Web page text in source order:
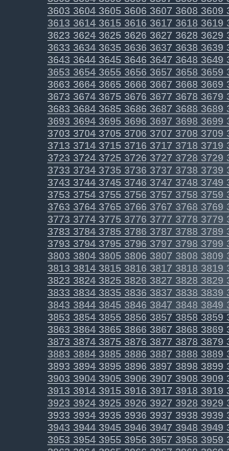
3603360436053606360736083609
3613361436153616361736183619
3623362436253626362736283629
3633363436353636363736383639
3643364436453646364736483649
3653365436553656365736583659
3663366436653666366736683669
3673367436753676367736783679
3683368436853686368736883689
3693369436953696369736983699
3703370437053706370737083709
3713371437153716371737183719
37233724372537263727 37283729
37333734373537363737 37383739
37433744374537463747 37483749
37533754375537563757 37583759
37633764376537663767 37683769
3773377437753776377737783779
37833784378537863787 37883789
37933794379537963797 37983799
38033804380538063807 38083809
38133814381538163817 38183819
38233824382538263827 38283829
38333834383538363837 38383839
38433844384538463847 38483849
3853385438553856385738583859
3863386438653866386738683869
3873387438753876387738783879
3883388438853886388738883889
3893389438953896389738983899
3903390439053906390739083909
3913391439153916391739183919
3923392439253926392739283929
3933393439353936393739383939
3943394439453946394739483949
3953395439553956395739583959